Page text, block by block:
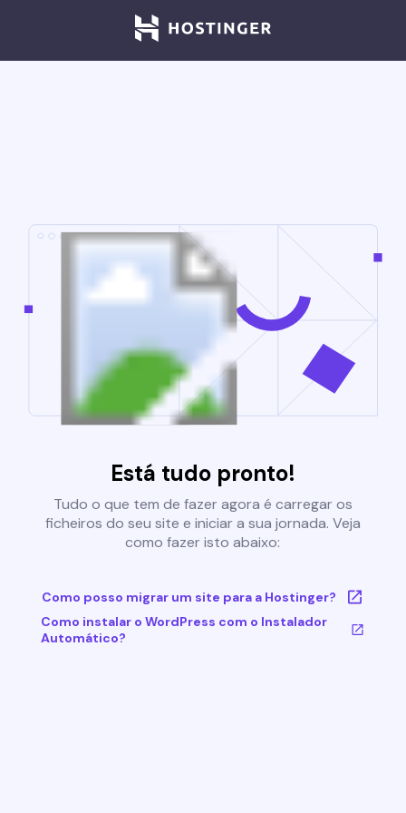
Está tudo pronto!
Tudo o que tem de fazer agora é carregar os
ficheiros do seu site e iniciar a sua jornada. Veja
como fazer isto abaixo:
Como posso migrar um site para a Hostinger?
Como instalar o WordPress com o Instalador
Automático?